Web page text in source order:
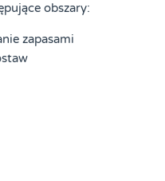
obszary:
zapasami